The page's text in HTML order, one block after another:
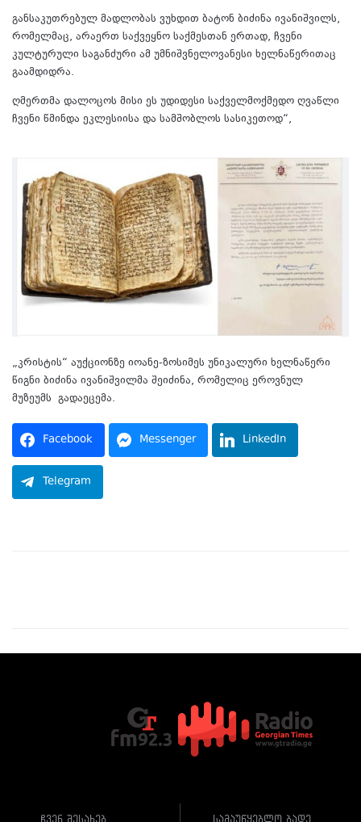
განსაკუთრებულ მადლობას ვუხდით ბატონ ბიძინა ივანიშვილს,
რომელმაც, არაერთ საქვეყნო საქმესთან ერთად, ჩვენი
კულტურული საგანძური ამ უმნიშვნელოვანესი ხელნაწერითაც
გაამდიდრა.
ღმერთმა დალოცოს მისი ეს უდიდესი საქველმოქმედო ღვაწლი
ჩვენი წმინდა ეკლესიისა და სამშობლოს სასიკეთოდ“,
„კრისტის“ აუქციონზე იოანე-ზოსიმეს უნიკალური ხელნაწერი
წიგნი ბიძინა ივანიშვილმა შეიძინა, რომელიც ეროვნულ
მუზეუმს გადაეცემა.
Facebook Messenger LinkedIn
Telegram
ჩვენ შესახებ სამაუწყებლო ბადე